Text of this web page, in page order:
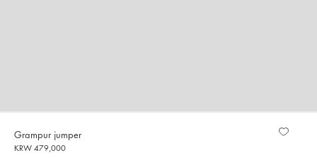
Grampur jumper
KRW 479,000